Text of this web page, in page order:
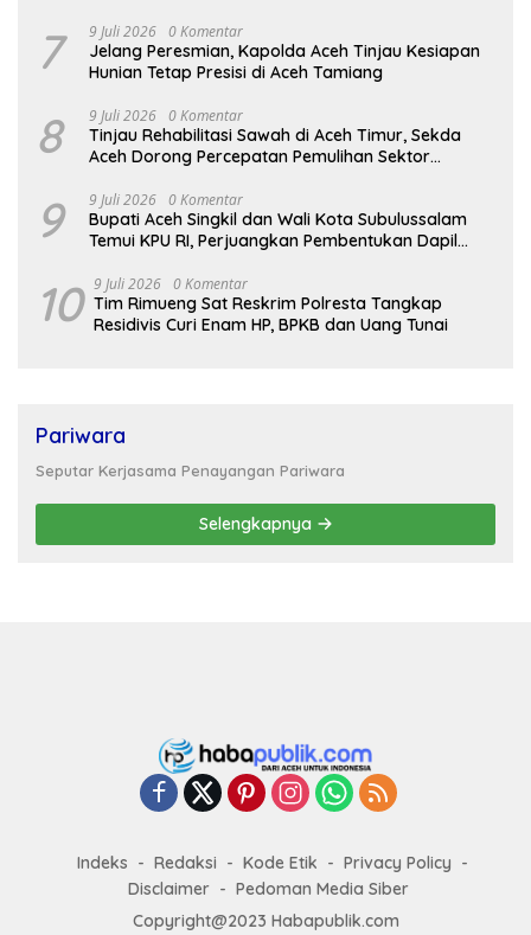
7 9 Juli 2026 0 Komentar
Jelang Peresmian, Kapolda Aceh Tinjau Kesiapan
Hunian Tetap Presisi di Aceh Tamiang
8 9 Juli 2026 0 Komentar
Tinjau Rehabilitasi Sawah di Aceh Timur, Sekda
Aceh Dorong Percepatan Pemulihan Sektor
9 9 Juli 2026 0 Komentar
Bupati Aceh Singkil dan Wali Kota Subulussalam
Temui KPU RI, Perjuangkan Pembentukan Dapil
10 9 Juli 2026 0 Komentar
Tim Rimueng Sat Reskrim Polresta Tangkap
Residivis Curi Enam HP, BPKB dan Uang Tunai
Pariwara
Seputar Kerjasama Penayangan Pariwara
Selengkapnya
Indeks Redaksi Kode Etik
Privacy Policy
Disclaimer
Pedoman Media Siber
Copyright@2023 Habapublik.com